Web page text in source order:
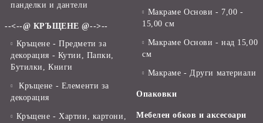
панделки и дантели
--<--@ КРЪЩЕНЕ @-->--
Кръщене - Предмети за
декорация - Кутии, Папки,
Бутилки, Книги
Кръщене - Елементи за
декорация
Кръщене - Хартии, картони,
Макраме Основи - 7,00 -
15,00 см
Макраме Основи - над 15,00
см
Макраме - Други материали
Опаковки
Мебелен обков и аксесоари